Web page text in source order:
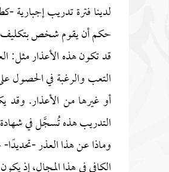
لدينا فترة تدريب
حكم أن يقوم شخص بتكليف
قد تكون هذه الأعذار مثل:
التعب والرغبة في الحصول
أو غيرها من الأعذار.
التدريب هذه تُسجَّل في
وماذا عن هذا العذر -